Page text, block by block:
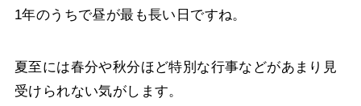
1年のうちで昼が最も長い日ですね。
夏至には春分や秋分ほど特別な行事などがあまり見
受けられない気がします。